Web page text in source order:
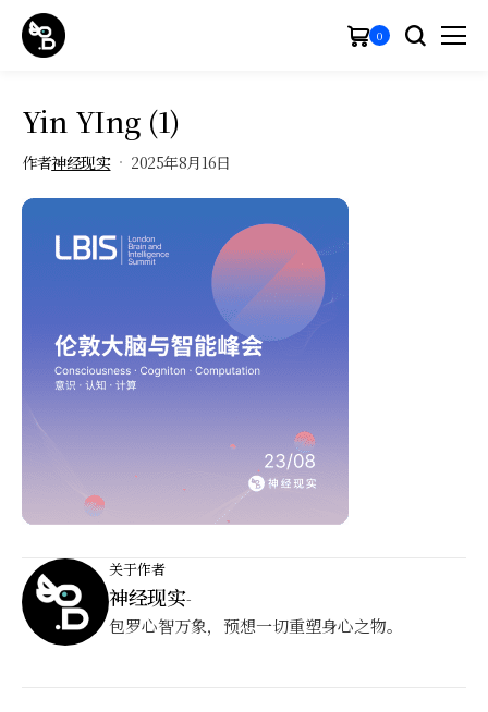
0
Yin YIng (1)
作者神经现实 2025年8月16日
关于作者
神经现实-
包罗心智万象，预想一切重塑身心之物。